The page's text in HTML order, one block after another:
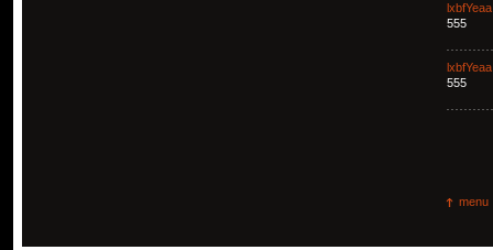
lxbfYeaa
555
lxbfYeaa
555
menu